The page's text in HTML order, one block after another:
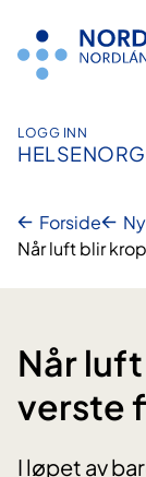
innhold
LOGG INN
Forside
Når luft blir
Når
verste
I løpet av